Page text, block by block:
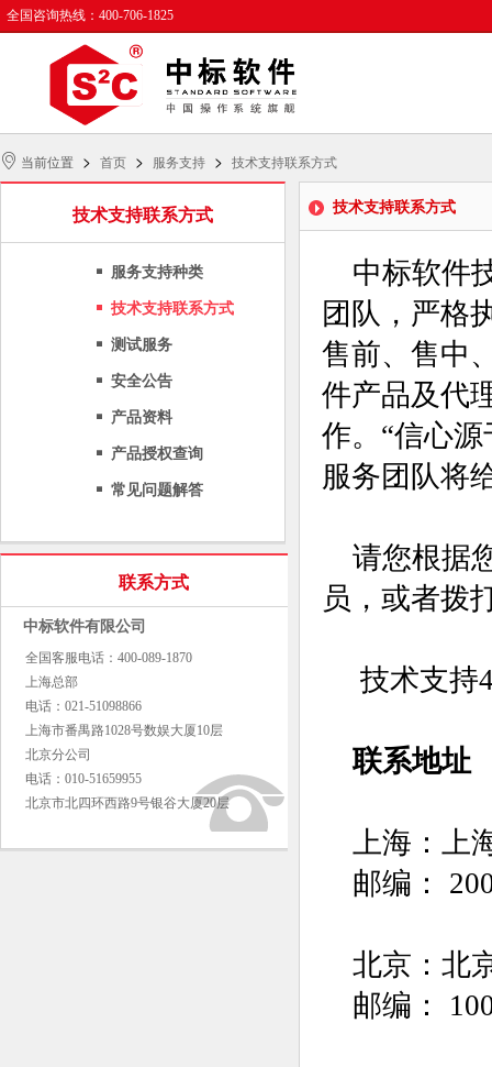
全国咨询热线：400-706-1825
当前位置 > 首页 > 服务支持 > 技术支持联系方式
技术支持联系方式
服务支持种类
技术支持联系方式
测试服务
安全公告
产品资料
产品授权查询
常见问题解答
联系方式
中标软件有限公司
全国客服电话：400-089-1870
上海总部
电话：021-51098866
上海市番禺路1028号数娱大厦10层
北京分公司
电话：010-51659955
北京市北四环西路9号银谷大厦20层
技术支持联系方式
中标软件
团队，严格
售前、售中
件产品及代
作。“信心
服务团队将
请您根据
员，或者拨
技术支持
联系地址
上海：上
邮编：
北京：北
邮编：